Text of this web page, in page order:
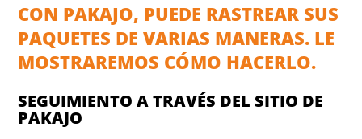
CON PAKAJO, PUEDE RASTREAR SUS
PAQUETES DE VARIAS MANERAS. LE
MOSTRAREMOS CÓMO HACERLO.
SEGUIMIENTO A TRAVÉS DEL SITIO DE
PAKAJO